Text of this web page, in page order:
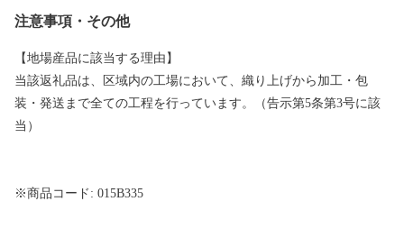
注意事項・その他
【地場産品に該当する理由】
当該返礼品は、区域内の工場において、織り上げから加工・包
装・発送まで全ての工程を行っています。（告示第5条第3号に該
当）
※商品コード: 015B335